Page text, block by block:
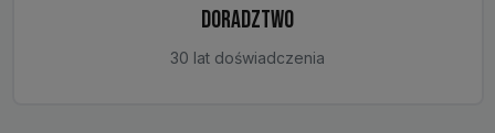
DORADZTWO
30 lat doświadczenia